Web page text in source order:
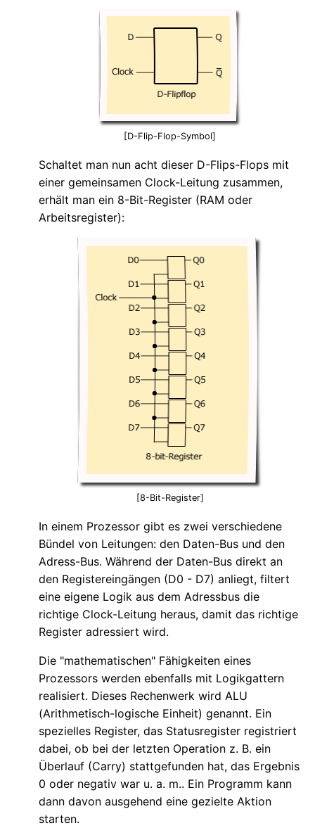
[D-Flip-Flop-Symbol]
Schaltet man nun acht dieser D-Flips-Flops mit
einer gemeinsamen Clock-Leitung zusammen,
erhält man ein 8-Bit-Register (RAM oder
Arbeitsregister):
[8-Bit-Register]
In einem Prozessor gibt es zwei verschiedene
Bündel von Leitungen: den Daten-Bus und den
Adress-Bus. Während der Daten-Bus direkt an
den Registereingängen (D0 - D7) anliegt, filtert
eine eigene Logik aus dem Adressbus die
richtige Clock-Leitung heraus, damit das richtige
Register adressiert wird.
Die "mathematischen" Fähigkeiten eines
Prozessors werden ebenfalls mit Logikgattern
realisiert. Dieses Rechenwerk wird ALU
(Arithmetisch-logische Einheit) genannt. Ein
spezielles Register, das Statusregister registriert
dabei, ob bei der letzten Operation z. B. ein
Überlauf (Carry) stattgefunden hat, das Ergebnis
0 oder negativ war u. a. m.. Ein Programm kann
dann davon ausgehend eine gezielte Aktion
starten.